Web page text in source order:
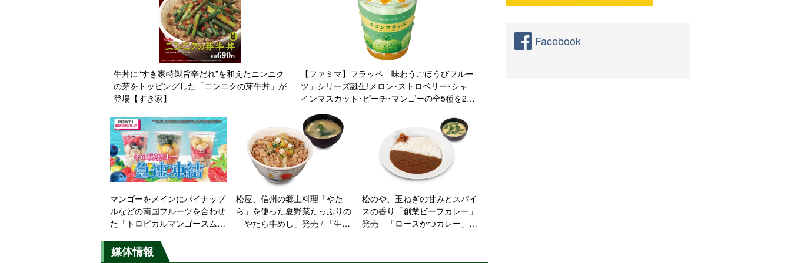
牛丼に“すき家特製旨辛だれ”を和えたニンニク
の芽をトッピングした「ニンニクの芽牛丼」が
登場【すき家】
【ファミマ】フラッペ「味わうごほうびフルー
ツ」シリーズ誕生!メロン･ストロベリー･シャ
インマスカット･ピーチ･マンゴーの全5種を2週
マンゴーをメインにパイナップ
ルなどの南国フルーツを合わせ
た「トロピカルマンゴースムー
ン】
松屋、信州の郷土料理「やた
ら」を使った夏野菜たっぷりの
「やたら牛めし」発売 / 「生姜
松のや、玉ねぎの甘みとスパイ
スの香り「創業ビーフカレー」
発売 「ロースかつカレー」な
媒体情報
Facebook